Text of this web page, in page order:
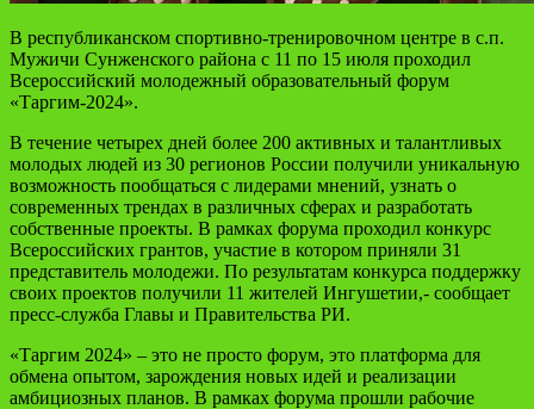
В республиканском спортивно-тренировочном центре в с.п.
Мужичи Сунженского района с 11 по 15 июля проходил
Всероссийский молодежный образовательный форум
«Таргим-2024».
В течение четырех дней более 200 активных и талантливых
молодых людей из 30 регионов России получили уникальную
возможность пообщаться с лидерами мнений, узнать о
современных трендах в различных сферах и разработать
собственные проекты. В рамках форума проходил конкурс
Всероссийских грантов, участие в котором приняли 31
представитель молодежи. По результатам конкурса поддержку
своих проектов получили 11 жителей Ингушетии,- сообщает
пресс-служба Главы и Правительства РИ.
«Таргим 2024» – это не просто форум, это платформа для
обмена опытом, зарождения новых идей и реализации
амбициозных планов. В рамках форума прошли рабочие